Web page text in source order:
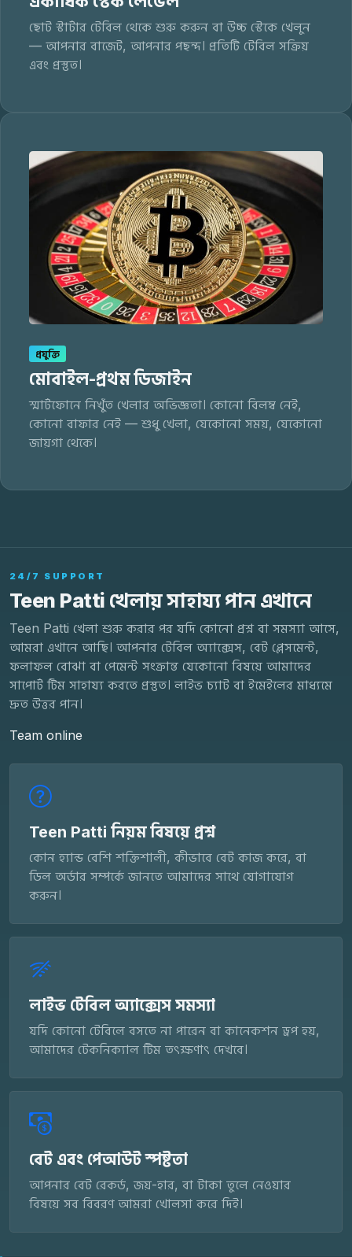
ছোট স্টার্টার টেবিল থেকে শুরু করুন বা উচ্চ স্টেকে খেলুন
— আপনার বাজেট, আপনার পছন্দ। প্রতিটি টেবিল সক্রিয়
এবং প্রস্তুত।
প্রযুক্তি
মোবাইল-প্রথম ডিজাইন
স্মার্টফোনে নিখুঁত খেলার অভিজ্ঞতা। কোনো বিলম্ব নেই,
কোনো বাফার নেই — শুধু খেলা, যেকোনো সময়, যেকোনো
জায়গা থেকে।
24/7 SUPPORT
Teen Patti খেলায় সাহায্য পান এখানে
Teen Patti খেলা শুরু করার পর যদি কোনো প্রশ্ন বা সমস্যা আসে,
আমরা এখানে আছি। আপনার টেবিল অ্যাক্সেস, বেট প্লেসমেন্ট,
ফলাফল বোঝা বা পেমেন্ট সংক্রান্ত যেকোনো বিষয়ে আমাদের
সাপোর্ট টিম সাহায্য করতে প্রস্তুত। লাইভ চ্যাট বা ইমেইলের মাধ্যমে
দ্রুত উত্তর পান।
Team online
Teen Patti নিয়ম বিষয়ে প্রশ্ন
কোন হ্যান্ড বেশি শক্তিশালী, কীভাবে বেট কাজ করে, বা
ডিল অর্ডার সম্পর্কে জানতে আমাদের সাথে যোগাযোগ
করুন।
লাইভ টেবিল অ্যাক্সেস সমস্যা
যদি কোনো টেবিলে বসতে না পারেন বা কানেকশন ড্রপ হয়,
আমাদের টেকনিক্যাল টিম তৎক্ষণাৎ দেখবে।
বেট এবং পেআউট স্পষ্টতা
আপনার বেট রেকর্ড, জয়-হার, বা টাকা তুলে নেওয়ার
বিষয়ে সব বিবরণ আমরা খোলসা করে দিই।